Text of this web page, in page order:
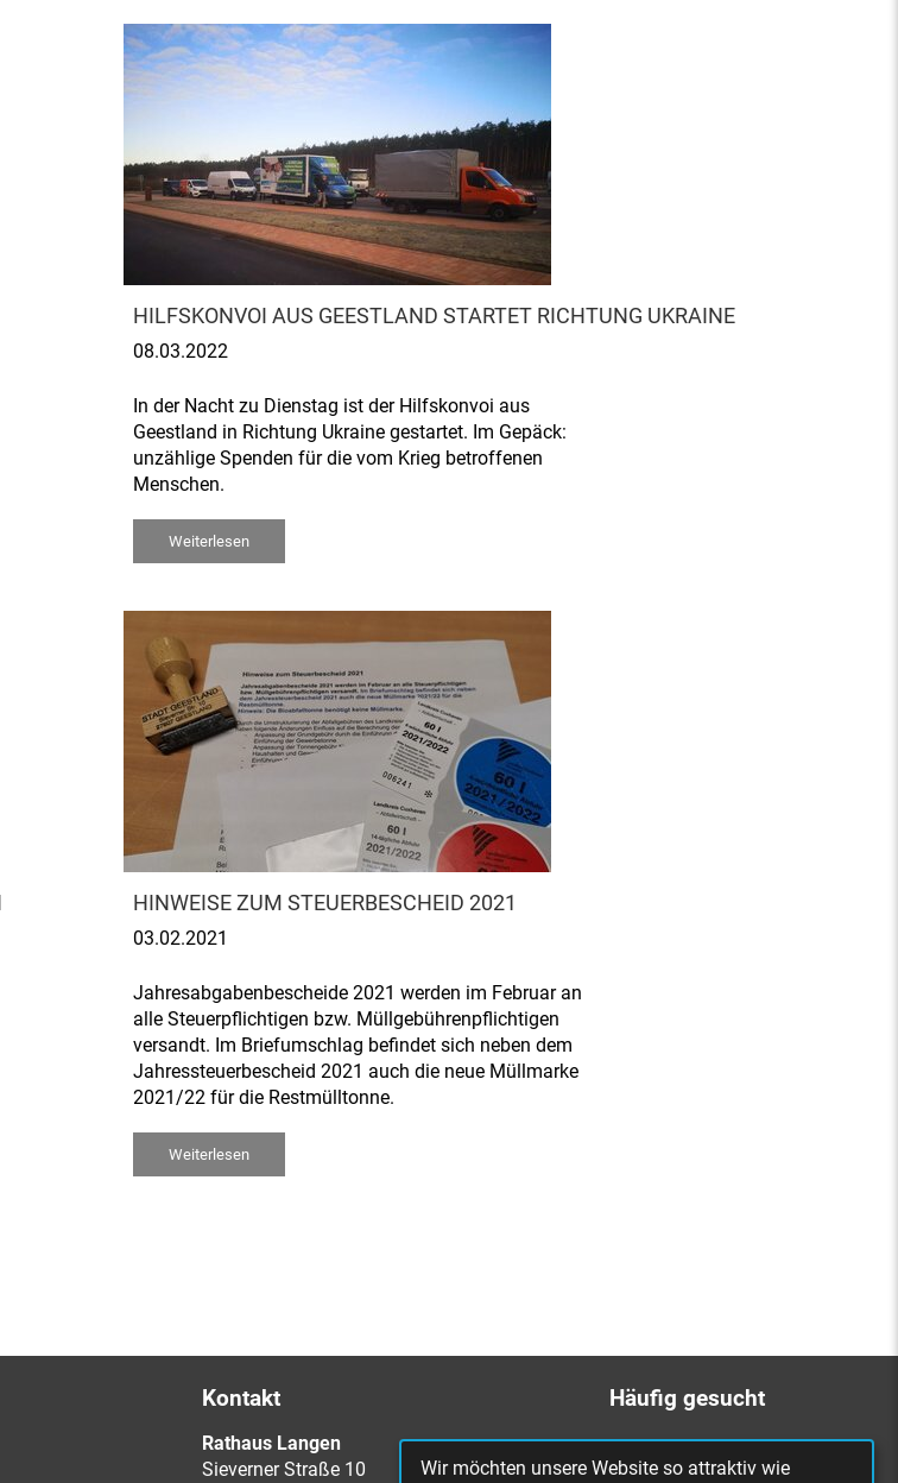
HILFSKONVOI AUS GEESTLAND STARTET RICHTUNG UKRAINE
08.03.2022
In der Nacht zu Dienstag ist der Hilfskonvoi aus
Geestland in Richtung Ukraine gestartet. Im Gepäck:
unzählige Spenden für die vom Krieg betroffenen
Menschen.
Weiterlesen
HINWEISE ZUM STEUERBESCHEID 2021
03.02.2021
Jahresabgabenbescheide 2021 werden im Februar an
alle Steuerpflichtigen bzw. Müllgebührenpflichtigen
versandt. Im Briefumschlag befindet sich neben dem
Jahressteuerbescheid 2021 auch die neue Müllmarke
2021/22 für die Restmülltonne.
Weiterlesen
Kontakt
Rathaus Langen
Sieverner Straße 10
Häufig gesucht
Wir möchten unsere Website so attraktiv wie